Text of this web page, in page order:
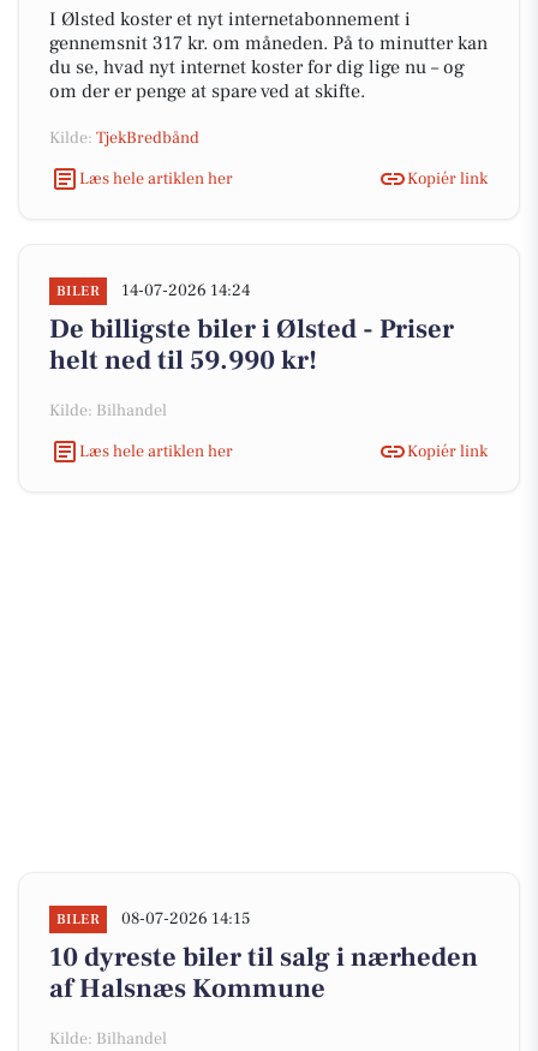
I Ølsted koster et nyt internetabonnement i
gennemsnit 317 kr. om måneden. På to minutter kan
du se, hvad nyt internet koster for dig lige nu – og
om der er penge at spare ved at skifte.
Kilde: TjekBredbånd
Læs hele artiklen her
Kopiér link
BILER 14-07-2026 14:24
De billigste biler i Ølsted - Priser
helt ned til 59.990 kr!
Kilde: Bilhandel
Læs hele artiklen her
Kopiér link
BILER 08-07-2026 14:15
10 dyreste biler til salg i nærheden
af Halsnæs Kommune
Kilde: Bilhandel